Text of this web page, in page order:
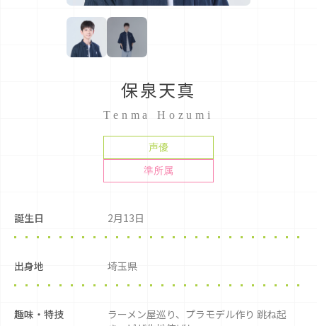
保泉天真
Tenma Hozumi
声優
準所属
誕生日 2月13日
出身地 埼玉県
趣味・特技
ラーメン屋巡り、プラモデル作り 跳ね起